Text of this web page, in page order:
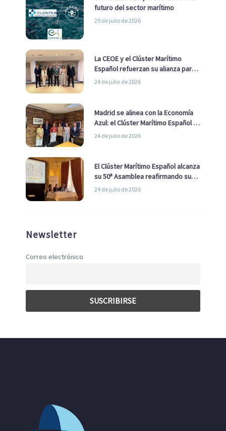
futuro del sector marítimo
29 de julio de 2026
La CEOE y el Clúster Marítimo
Español refuerzan su alianza para
impulsar una estrategia Nacional
24 de julio de 2026
Madrid se alinea con la Economía
Azul: el Clúster Marítimo Español y
la Real Liga Naval avanzan alianzas
24 de julio de 2026
El Clúster Marítimo Español alcanza
su 50ª Asamblea reafirmando su
liderazgo en la Economía Azul
24 de julio de 2026
Newsletter
Correo electrónico